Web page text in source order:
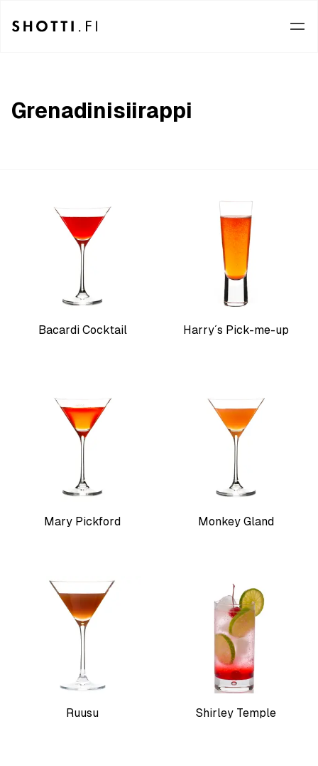
Grenadinisiirappi
Bacardi Cocktail Harry´s Pick-me-up
Mary Pickford Monkey Gland
Ruusu Shirley Temple